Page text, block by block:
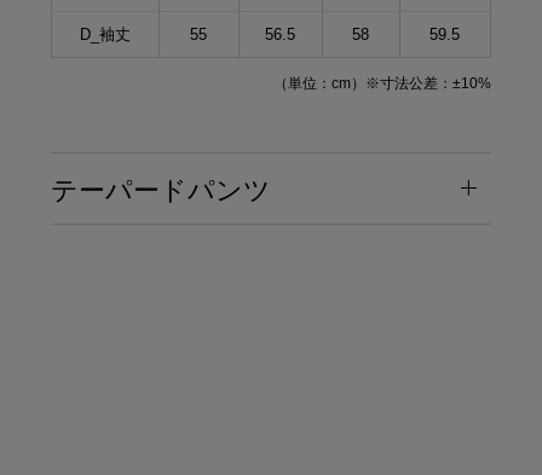
D_袖丈 55 56.5 58 59.5
（単位：cm）※寸法公差：±10%
テーパードパンツ